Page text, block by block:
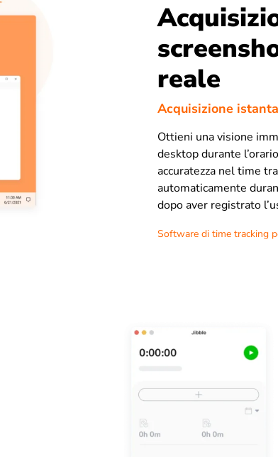
reale
Acquisizione
Ottieni una visione
desktop durante
accuratezza nel time
automaticamente
dopo aver registrato
Software di time tracking